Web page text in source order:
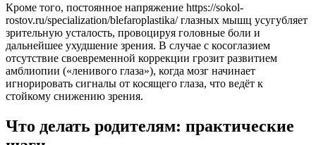
Кроме того, постоянное напряжение https://sokol-
rostov.ru/specialization/blefaroplastika/ глазных мышц усугубляет
зрительную усталость, провоцируя головные боли и
дальнейшее ухудшение зрения. В случае с косоглазием
отсутствие своевременной коррекции грозит развитием
амблиопии («ленивого глаза»), когда мозг начинает
игнорировать сигналы от косящего глаза, что ведёт к
стойкому снижению зрения.
Что делать родителям: практические